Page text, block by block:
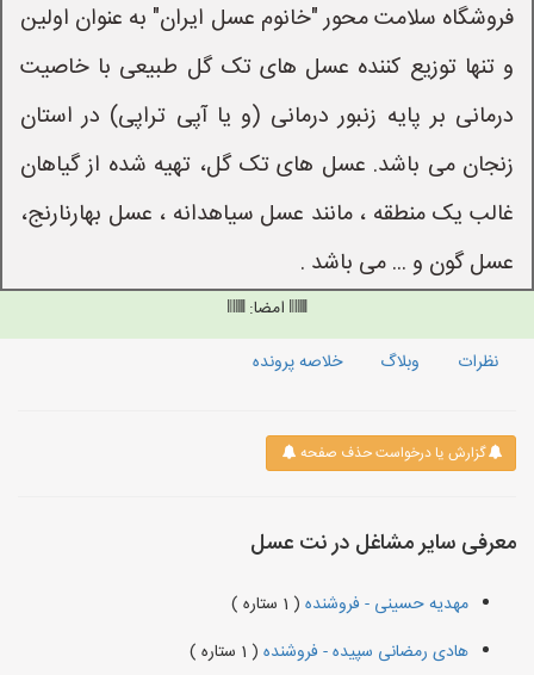
فروشگاه سلامت محور "خانوم عسل ایران" به عنوان اولین
و تنها توزیع کننده عسل های تک گل طبیعی با خاصیت
درمانی بر پایه زنبور درمانی (و یا آپی تراپی) در استان
زنجان می باشد. عسل های تک گل، تهیه شده از گیاهان
غالب یک منطقه ، مانند عسل سیاهدانه ، عسل بهارنارنج،
عسل گون و ... می باشد .
امضا:
نظرات
وبلاگ خلاصه پرونده
گزارش یا درخواست حذف صفحه
معرفی سایر مشاغل در نت عسل
مهدیه حسینی - فروشنده ( 1 ستاره )
هادی رمضانی سپیده - فروشنده ( 1 ستاره )